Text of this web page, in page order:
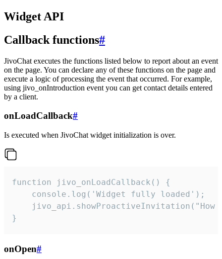
Widget API
Callback functions#
JivoChat executes the functions listed below to report about an event
on the page. You can declare any of these functions on the page and
execute a logic of processing the event that occurred. For example,
using jivo_onIntroduction event you can get contact details entered
by a client.
onLoadCallback#
Is executed when JivoChat widget initialization is over.
function jivo_onLoadCallback() {
    console.log('Widget fully loaded');
jivo_api.showProactiveInvitation("How
}
onOpen#